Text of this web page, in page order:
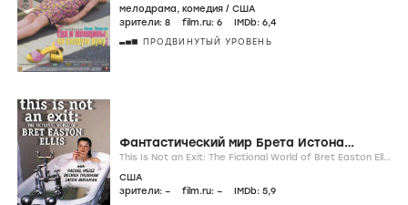
мелодрама, комедия / США
зрители: 8 film.ru: 6 IMDb: 6,4
ПРОДВИНУТЫЙ УРОВЕНЬ
Фантастический мир Брета Истона
Эллиса
This Is Not an Exit: The Fictional World of Bret Easton Ellis
США
зрители: – film.ru: – IMDb: 5,9